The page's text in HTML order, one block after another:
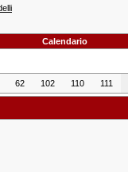
Calendario
62 102 110 111